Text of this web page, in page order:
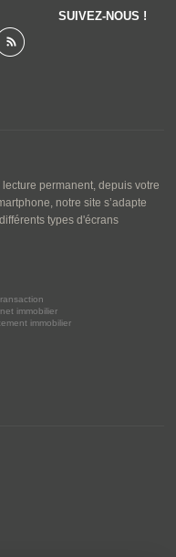
SUIVEZ-NOUS !
permanent, depuis votre
notre site s’adapte
types d'écrans
immobilier
immobilier